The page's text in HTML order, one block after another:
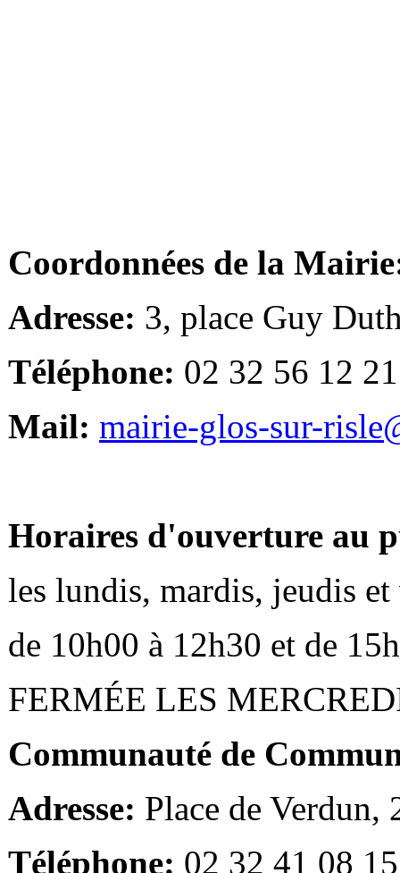
Coordonnées de la
Adresse: 3, place Guy
Téléphone: 02 32 56 12 21
Mail: mairie-glos-sur-
Horaires d'ouverture au
les lundis, mardis, jeudis et
de 10h00 à 12h30 et de
FERMÉE LES
Communauté de
Adresse: Place de Verdun,
Téléphone: 02 32 41 08 15